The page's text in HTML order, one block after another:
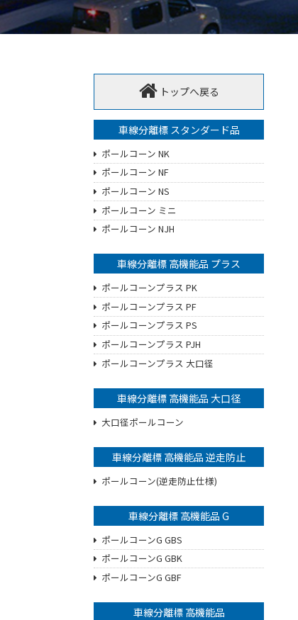
トップへ戻る
車線分離標 スタンダード品
ポールコーン NK
ポールコーン NF
ポールコーン NS
ポールコーン ミニ
ポールコーン NJH
車線分離標 高機能品 プラス
ポールコーンプラス PK
ポールコーンプラス PF
ポールコーンプラス PS
ポールコーンプラス PJH
ポールコーンプラス 大口径
車線分離標 高機能品 大口径
大口径ポールコーン
車線分離標 高機能品 逆走防止
ポールコーン(逆走防止仕様)
車線分離標 高機能品 G
ポールコーンG GBS
ポールコーンG GBK
ポールコーンG GBF
車線分離標 高機能品